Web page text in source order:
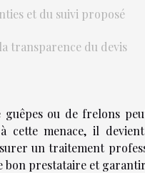
et du suivi proposé
transparence du devis
guêpes ou de frelons
cette menace, il
un traitement
bon prestataire et